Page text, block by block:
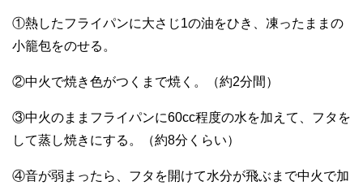
①熱したフライパンに大さじ1の油をひき、凍ったままの
小籠包をのせる。
②中火で焼き色がつくまで焼く。（約2分間）
③中火のままフライパンに60cc程度の水を加えて、フタを
して蒸し焼きにする。（約8分くらい）
④音が弱まったら、フタを開けて水分が飛ぶまで中火で加